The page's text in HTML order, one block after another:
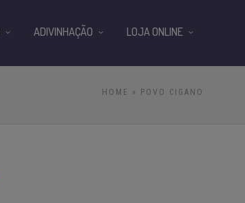
HOME » POVO CIGANO
ADIVINHAÇÃO LOJA ONLINE